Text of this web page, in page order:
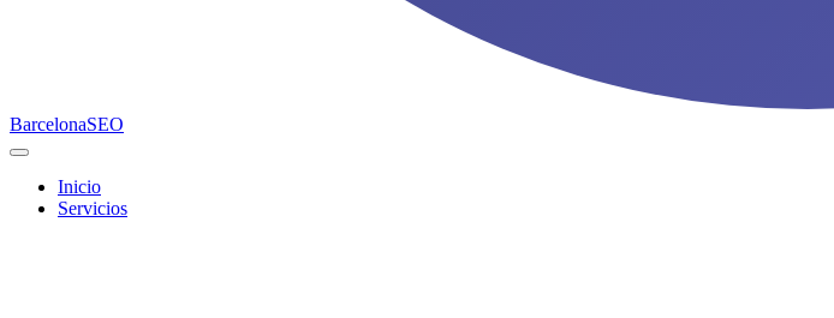
BarcelonaSEO
Inicio
Servicios